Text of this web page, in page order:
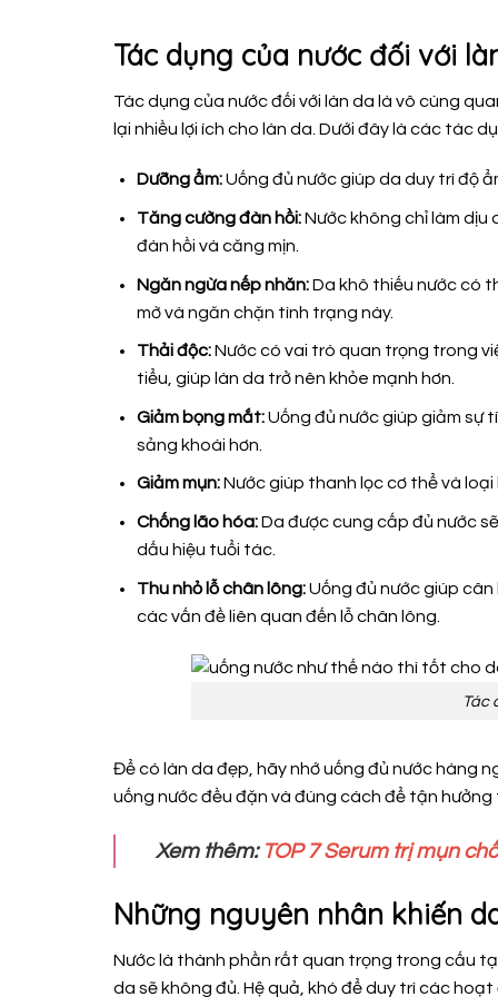
Tác dụng của nước đối với
Tác dụng của nước đối với làn da là vô cùng
lại nhiều lợi ích cho làn da. Dưới đây là các tác
Dưỡng ẩm:Uống đủ nước giúp da duy trì độ
Tăng cường đàn hồi:Nước không chỉ làm
đàn hồi và căng mịn.
Ngăn ngừa nếp nhăn:Da khô thiếu nước có
mờ và ngăn chặn tình trạng này.
Thải độc:Nước có vai trò quan trọng trong
tiểu, giúp làn da trở nên khỏe mạnh hơn.
Giảm bọng mắt:Uống đủ nước giúp giảm sự
sảng khoái hơn.
Giảm mụn:Nước giúp thanh lọc cơ thể và
Chống lão hóa:Da được cung cấp đủ nước
dấu hiệu tuổi tác.
Thu nhỏ lỗ chân lông:Uống đủ nước giúp cân
các vấn đề liên quan đến lỗ chân lông.
Tác
Để có làn da đẹp, hãy nhớ uống đủ nước hàng
uống nước đều đặn và đúng cách để tận
Xem thêm: TOP 7 Serum trị mụn
Những nguyên nhân khiến
Nước là thành phần rất quan trọng trong cấu
da sẽ không đủ. Hệ quả, khó để duy trì các